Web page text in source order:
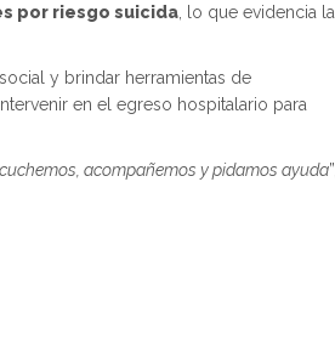
por riesgo suicida , lo que evidencia la
y brindar herramientas de
en el egreso hospitalario para
acompañemos y pidamos ayuda”,